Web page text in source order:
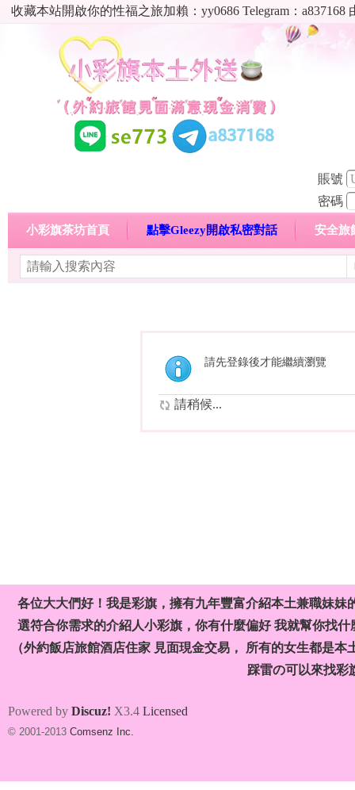
收藏本站開啟你的性福之旅加賴：yy0686 Telegram：
賬號
密碼
小彩旗茶坊首頁 點擊Gleezy開啟私密對話 安全旅
請先登錄後才能繼續瀏覽
請稍候...
各位大大們好！我是彩旗，擁有九年豐富介紹本土兼職妹
選符合你需求的介紹人小彩旗，你有什麼偏好 我就幫你找
（外約飯店旅館酒店住家 見面現金交易， 所有的女生都是
踩雷の可以來找彩
Powered by Discuz! X3.4 Licensed
© 2001-2013 Comsenz Inc.